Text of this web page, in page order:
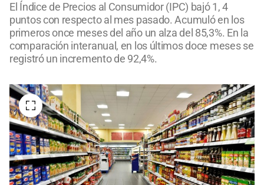
El Índice de Precios al Consumidor (IPC) bajó 1, 4
puntos con respecto al mes pasado. Acumuló en los
primeros once meses del año un alza del 85,3%. En la
comparación interanual, en los últimos doce meses se
registró un incremento de 92,4%.